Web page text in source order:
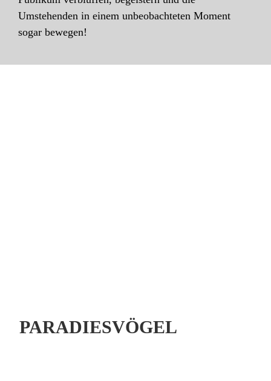
Umstehenden in einem unbeobachteten Moment
sogar bewegen!
PARADIESVÖGEL